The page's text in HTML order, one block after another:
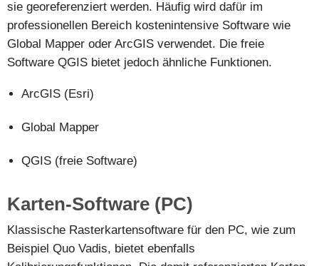
sie georeferenziert werden. Häufig wird dafür im
professionellen Bereich kostenintensive Software wie
Global Mapper oder ArcGIS verwendet. Die freie
Software QGIS bietet jedoch ähnliche Funktionen.
ArcGIS (Esri)
Global Mapper
QGIS (freie Software)
Karten-Software (PC)
Klassische Rasterkartensoftware für den PC, wie zum
Beispiel Quo Vadis, bietet ebenfalls